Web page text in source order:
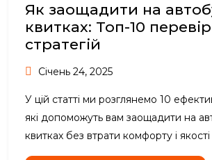
Як заощадити на
квитках: Топ-10
стратегій
Січень 24, 2025
У цій статті ми розглянемо 10
які допоможуть вам заощадити на
квитках без втрати комфорту і якості